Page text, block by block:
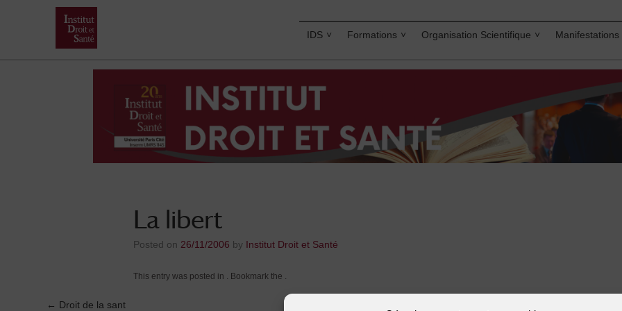
IDS Formations Organisation Scientifique Manifestations
La libert
Posted on 26/11/2006 by Institut Droit et Santé
This entry was posted in . Bookmark the .
← Droit de la sant